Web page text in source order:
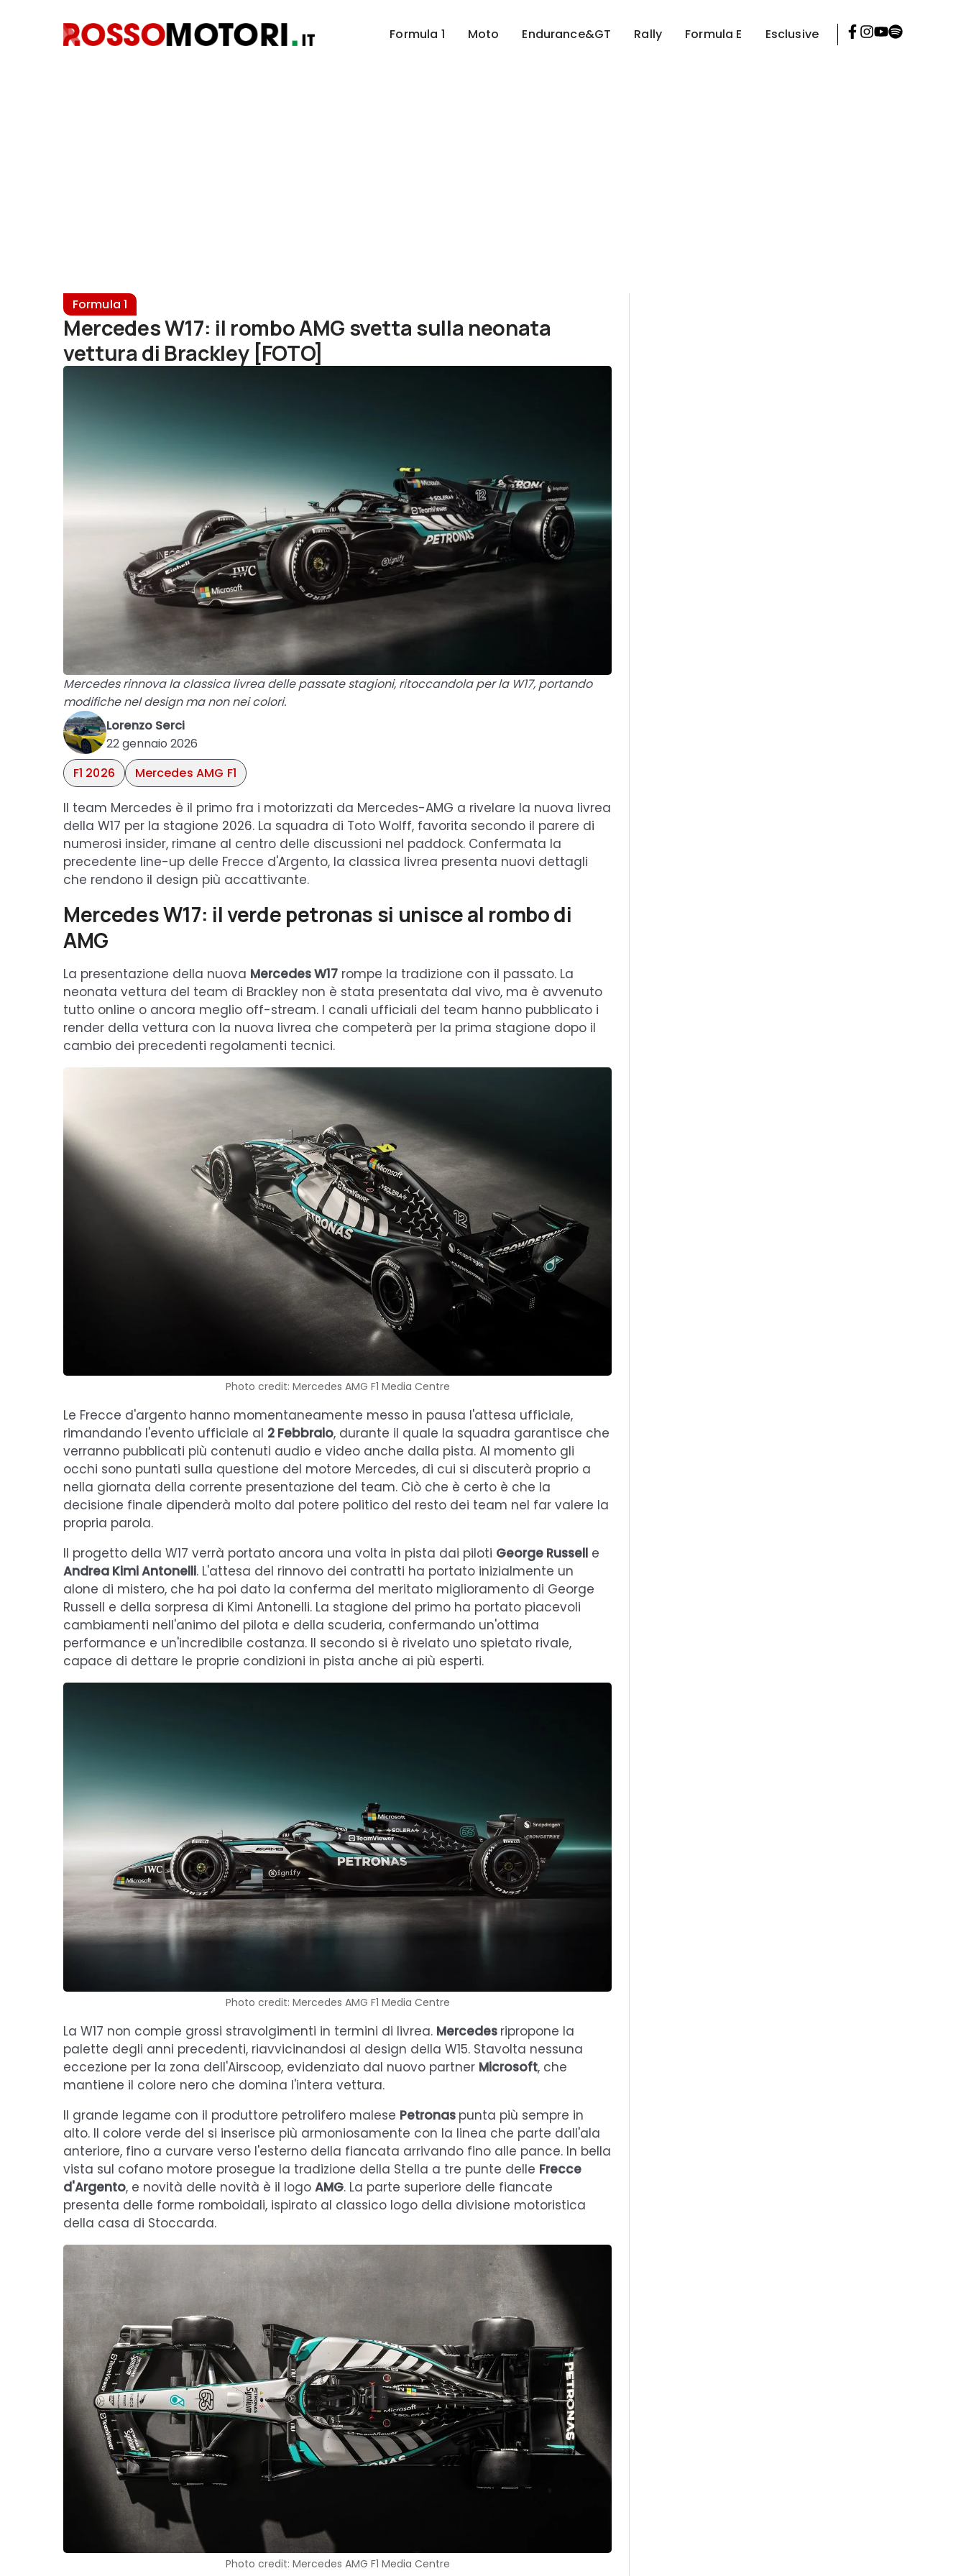
Formula 1 Moto Endurance&GT Rally Formula E Esclusive
Formula 1
Mercedes W17: il rombo AMG svetta sulla neonata
vettura di Brackley [FOTO]
Mercedes rinnova la classica livrea delle passate stagioni, ritoccandola per la W17, portando
modifiche nel design ma non nei colori.
Lorenzo Serci
22 gennaio 2026
F1 2026
Mercedes AMG F1
Il team Mercedes è il primo fra i motorizzati da Mercedes-AMG a rivelare la nuova livrea
della W17 per la stagione 2026. La squadra di Toto Wolff, favorita secondo il parere di
numerosi insider, rimane al centro delle discussioni nel paddock. Confermata la
precedente line-up delle Frecce d'Argento, la classica livrea presenta nuovi dettagli
che rendono il design più accattivante.
Mercedes W17: il verde petronas si unisce al rombo di
AMG
La presentazione della nuova Mercedes W17 rompe la tradizione con il passato. La
neonata vettura del team di Brackley non è stata presentata dal vivo, ma è avvenuto
tutto online o ancora meglio off-stream. I canali ufficiali del team hanno pubblicato i
render della vettura con la nuova livrea che competerà per la prima stagione dopo il
cambio dei precedenti regolamenti tecnici.
Photo credit: Mercedes AMG F1 Media Centre
Le Frecce d'argento hanno momentaneamente messo in pausa l'attesa ufficiale,
rimandando l'evento ufficiale al 2 Febbraio, durante il quale la squadra garantisce che
verranno pubblicati più contenuti audio e video anche dalla pista. Al momento gli
occhi sono puntati sulla questione del motore Mercedes, di cui si discuterà proprio a
nella giornata della corrente presentazione del team. Ciò che è certo è che la
decisione finale dipenderà molto dal potere politico del resto dei team nel far valere la
propria parola.
Il progetto della W17 verrà portato ancora una volta in pista dai piloti George Russell e
Andrea Kimi Antonelli. L'attesa del rinnovo dei contratti ha portato inizialmente un
alone di mistero, che ha poi dato la conferma del meritato miglioramento di George
Russell e della sorpresa di Kimi Antonelli. La stagione del primo ha portato piacevoli
cambiamenti nell'animo del pilota e della scuderia, confermando un'ottima
performance e un'incredibile costanza. Il secondo si è rivelato uno spietato rivale,
capace di dettare le proprie condizioni in pista anche ai più esperti.
Photo credit: Mercedes AMG F1 Media Centre
La W17 non compie grossi stravolgimenti in termini di livrea. Mercedes ripropone la
palette degli anni precedenti, riavvicinandosi al design della W15. Stavolta nessuna
eccezione per la zona dell'Airscoop, evidenziato dal nuovo partner Microsoft, che
mantiene il colore nero che domina l'intera vettura.
Il grande legame con il produttore petrolifero malese Petronas punta più sempre in
alto. Il colore verde del si inserisce più armoniosamente con la linea che parte dall'ala
anteriore, fino a curvare verso l'esterno della fiancata arrivando fino alle pance. In bella
vista sul cofano motore prosegue la tradizione della Stella a tre punte delle Frecce
d'Argento, e novità delle novità è il logo AMG. La parte superiore delle fiancate
presenta delle forme romboidali, ispirato al classico logo della divisione motoristica
della casa di Stoccarda.
Photo credit: Mercedes AMG F1 Media Centre